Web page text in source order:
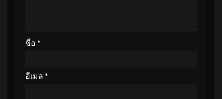
ชื่อ *
อีเมล *